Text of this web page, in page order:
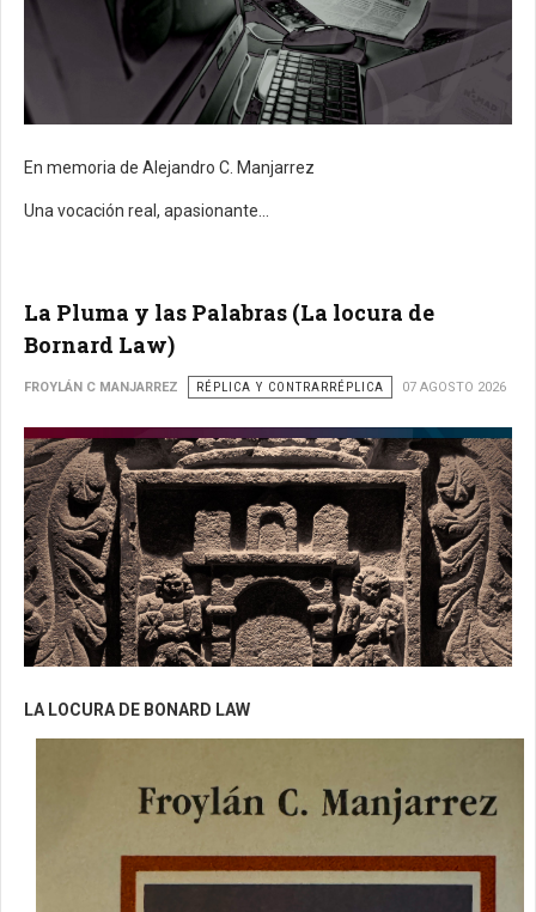
En memoria de Alejandro C. Manjarrez
Una vocación real, apasionante...
La Pluma y las Palabras (La locura de
Bornard Law)
FROYLÁN C MANJARREZ RÉPLICA Y CONTRARRÉPLICA 07 AGOSTO 2026
LA LOCURA DE BONARD LAW